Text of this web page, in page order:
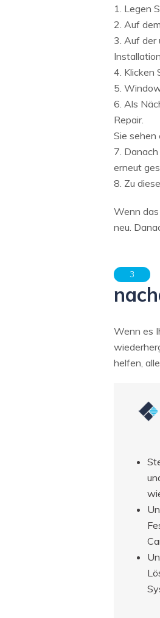
1. Legen
2. Auf
3. Auf der
4. Klicken
5.
6. Als
Repair.
Sie sehen
7.
erneut
8. Zu
Wenn
neu.
3
Wenn es
helfen,